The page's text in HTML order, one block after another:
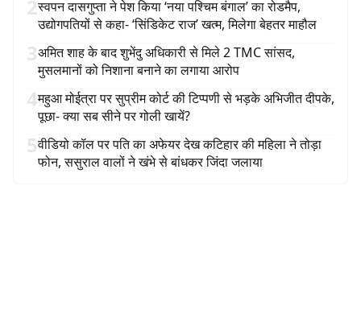
2स्वपन दासगुप्ता ने पेश किया ‘नया पश्चिम बंगाल’ का रोडमैप,
उद्योगपतियों से कहा- ‘सिंडिकेट राज’ खत्म, मिलेगा बेहतर माहौल
3अमित शाह के बाद शुभेंदु अधिकारी से मिले 2 TMC सांसद,
मुसलमानों को निशाना बनाने का लगाया आरोप
4महुआ मोईत्रा पर सुप्रीम कोर्ट की टिप्पणी से भड़के अभिजीत दीपके,
पूछा- क्या सब सीने पर गोली खायें?
5वीडियो कॉल पर पति का अफेयर देख कटिहार की महिला ने तोड़ा
फोन, ससुराल वालों ने खंभे से बांधकर जिंदा जलाया